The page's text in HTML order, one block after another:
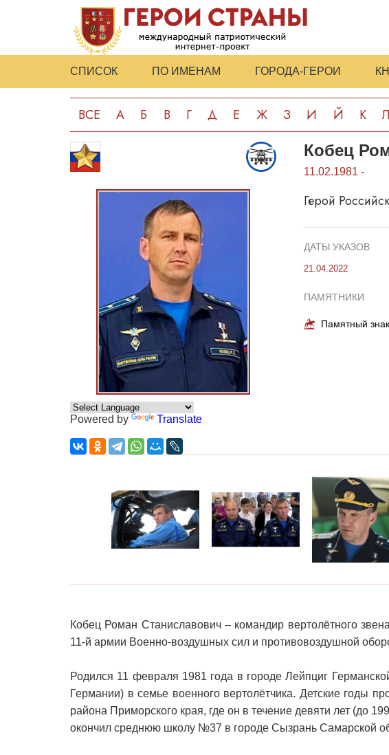
СПИСОК ПО ИМЕНАМ ГОРОДА-ГЕРОИ
ВСЕ А Б В Г Д Е Ж З И Й К Л
Powered by Translate
Кобец
11.02.1981 -
Герой
ДАТЫ УКАЗОВ
21.04.2022
ПАМЯТНИКИ
Памятный
Кобец Роман Станиславович – командир вертолётного
11-й армии Военно-воздушных сил и противовоздушной
Родился 11 февраля 1981 года в городе Лейпциг
Германии) в семье военного вертолётчика. Детские годы
района Приморского края, где он в течение девяти лет (до
окончил среднюю школу №37 в городе Сызрань Самарской